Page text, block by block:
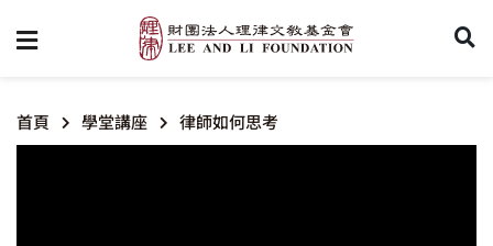
首頁 學堂講座 律師如何思考